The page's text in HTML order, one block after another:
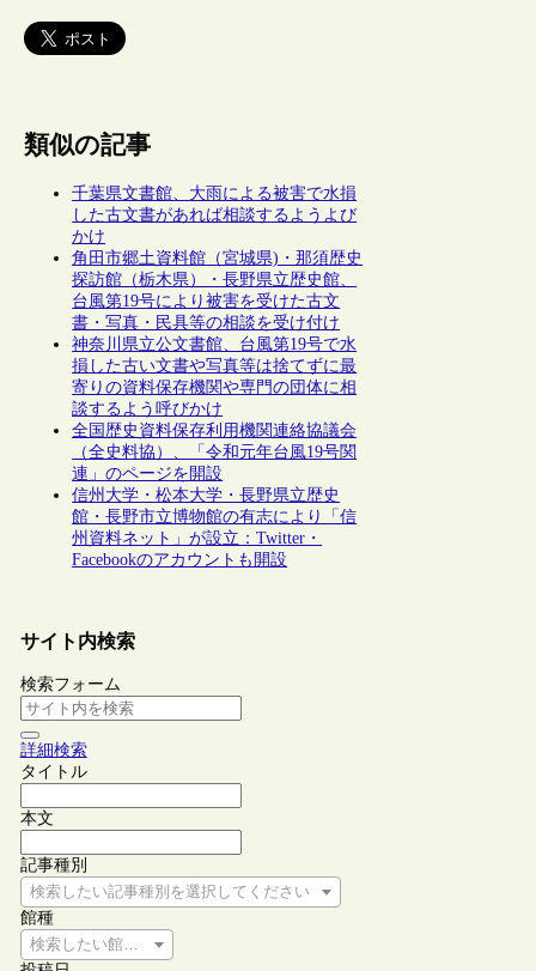
類似の記事
千葉県文書館、大雨による被害で水損
した古文書があれば相談するようよび
かけ
角田市郷土資料館（宮城県)・那須歴史
探訪館（栃木県）・長野県立歴史館、
台風第19号により被害を受けた古文
書・写真・民具等の相談を受け付け
神奈川県立公文書館、台風第19号で水
損した古い文書や写真等は捨てずに最
寄りの資料保存機関や専門の団体に相
談するよう呼びかけ
全国歴史資料保存利用機関連絡協議会
（全史料協）、「令和元年台風19号関
連」のページを開設
信州大学・松本大学・長野県立歴史
館・長野市立博物館の有志により「信
州資料ネット」が設立：Twitter・
Facebookのアカウントも開設
サイト内検索
検索フォーム
詳細検索
タイトル
本文
記事種別
検索したい記事種別を選択してください
館種
検索したい館種を選択してください